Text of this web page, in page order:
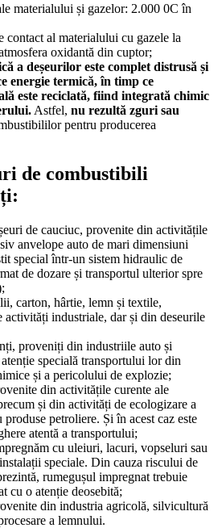
materialului și gazelor: 2.000 0C în
contact al materialului cu gazele la
oxidantă din cuptor;
a deșeurilor este complet distrusă și
energie termică, în timp ce
este reciclată, fiind integrată chimic
Astfel, nu rezultă zguri sau
pentru producerea
de combustibili
de cauciuc, provenite din activitățile
anvelope auto de mari dimensiuni
special într-un sistem hidraulic de
de dozare și transportul ulterior spre
carton, hârtie, lemn și textile,
activități industriale, dar și din deseurile
proveniți din industriile auto și
specială transportului lor din
și a pericolului de explozie;
din activitățile curente ale
și din activități de ecologizare a
petroliere. Și în acest caz este
atentă a transportului;
cu uleiuri, lacuri, vopseluri sau
speciale. Din cauza riscului de
rumegușul impregnat trebuie
cu o atenție deosebită;
din industria agricolă, silvicultură
a lemnului.